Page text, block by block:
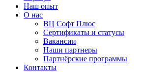
Наш опыт
О нас
ВЦ Софт Плюс
Сертификаты и статусы
Вакансии
Наши партнеры
Партнёрские программы
Контакты